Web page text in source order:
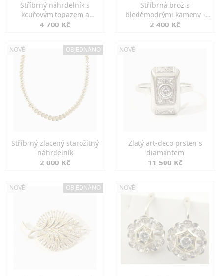
Stříbrný náhrdelník s
kouřovým topazem a
markazity
4 700 Kč
Stříbrná brož s
bleděmodrými kameny -
jemná elegance
2 400 Kč
NOVÉ OBJEDNÁNO
Stříbrný zlacený starožitný
náhrdelník
2 000 Kč
NOVÉ
Zlatý art-deco prsten s
diamantem
11 500 Kč
NOVÉ OBJEDNÁNO NOVÉ